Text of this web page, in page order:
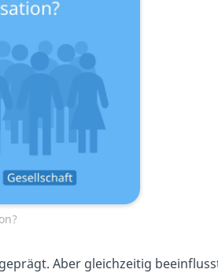
geprägt. Aber gleichzeitig